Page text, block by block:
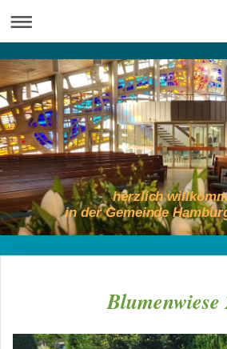
herzlich
in der Gemeinde
Blumenwiese